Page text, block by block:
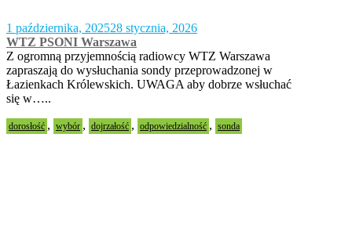
1 października, 202528 stycznia, 2026
WTZ PSONI Warszawa
Z ogromną przyjemnością radiowcy WTZ Warszawa
zapraszają do wysłuchania sondy przeprowadzonej w
Łazienkach Królewskich. UWAGA aby dobrze wsłuchać
się w…..
dorosłość , wybór , dojrzałość , odpowiedzialność , sonda